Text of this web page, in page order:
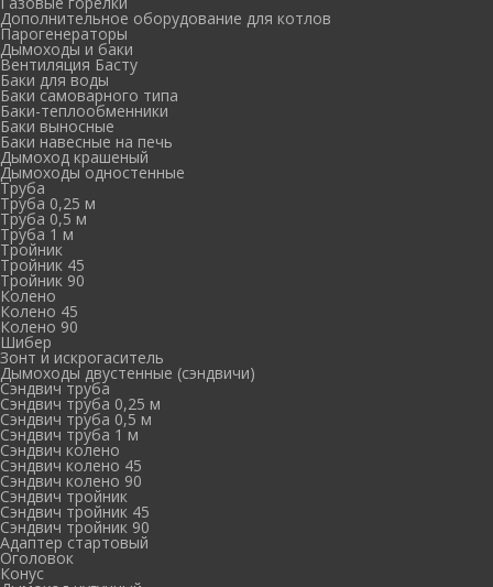
Дополнительное оборудование для котлов
Парогенераторы
Дымоходы и баки
Вентиляция Басту
Баки для воды
Баки самоварного типа
Баки-теплообменники
Баки выносные
Баки навесные на печь
Дымоход крашеный
Дымоходы одностенные
Труба
Труба 0,25 м
Труба 0,5 м
Труба 1 м
Тройник
Тройник 45
Тройник 90
Колено
Колено 45
Колено 90
Шибер
Зонт и искрогаситель
Дымоходы двустенные (сэндвичи)
Сэндвич труба
Сэндвич труба 0,25 м
Сэндвич труба 0,5 м
Сэндвич труба 1 м
Сэндвич колено
Сэндвич колено 45
Сэндвич колено 90
Сэндвич тройник
Сэндвич тройник 45
Сэндвич тройник 90
Адаптер стартовый
Оголовок
Конус